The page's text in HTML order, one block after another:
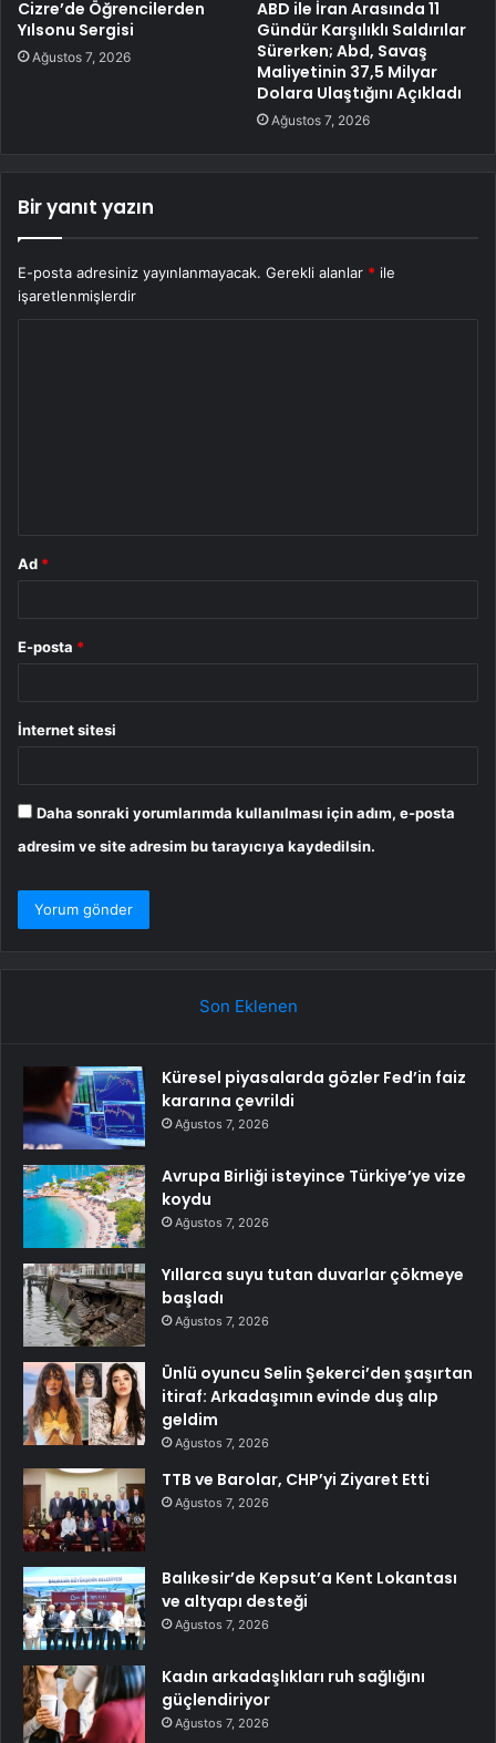
Cizre’de Öğrencilerden
Yılsonu Sergisi
Ağustos 7, 2026
ABD ile İran Arasında 11
Gündür Karşılıklı Saldırılar
Sürerken; Abd, Savaş
Maliyetinin 37,5 Milyar
Dolara Ulaştığını Açıkladı
Ağustos 7, 2026
Bir yanıt yazın
E-posta adresiniz yayınlanmayacak. Gerekli alanlar * ile
işaretlenmişlerdir
Ad *
E-posta *
İnternet sitesi
Daha sonraki yorumlarımda kullanılması için adım, e-posta
adresim ve site adresim bu tarayıcıya kaydedilsin.
Son Eklenen
Küresel piyasalarda gözler Fed’in faiz
kararına çevrildi
Ağustos 7, 2026
Avrupa Birliği isteyince Türkiye’ye vize
koydu
Ağustos 7, 2026
Yıllarca suyu tutan duvarlar çökmeye
başladı
Ağustos 7, 2026
Ünlü oyuncu Selin Şekerci’den şaşırtan
itiraf: Arkadaşımın evinde duş alıp
geldim
Ağustos 7, 2026
TTB ve Barolar, CHP’yi Ziyaret Etti
Ağustos 7, 2026
Balıkesir’de Kepsut’a Kent Lokantası
ve altyapı desteği
Ağustos 7, 2026
Kadın arkadaşlıkları ruh sağlığını
güçlendiriyor
Ağustos 7, 2026